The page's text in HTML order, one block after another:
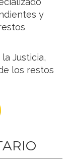
y
Justicia,
los restos